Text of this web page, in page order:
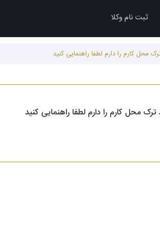
ثبت نام وکلا
محل کارم را دارم لطفا راهنمایی کنید
محل کارم را دارم لطفا راهنمایی کنید